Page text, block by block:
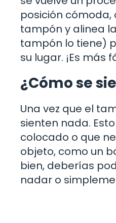
posición cómoda,
tampón y alinea
tampón lo tiene)
su lugar. ¡Es más
¿Cómo se
Una vez que el
sienten nada.
colocado o que
objeto, como un
bien, deberías
nadar o